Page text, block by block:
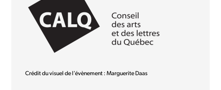
Crédit du visuel de l’évènement : Marguerite Daas